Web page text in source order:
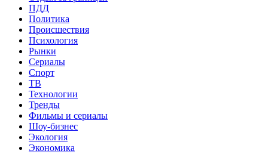
ПДД
Политика
Происшествия
Психология
Рынки
Сериалы
Спорт
ТВ
Технологии
Тренды
Фильмы и сериалы
Шоу-бизнес
Экология
Экономика